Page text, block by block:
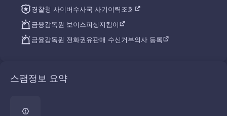
경찰청 사이버수사국 사기이력조회
금융감독원 보이스피싱지킴이
금융감독원 전화권유판매 수신거부의사 등록
스팸정보 요약